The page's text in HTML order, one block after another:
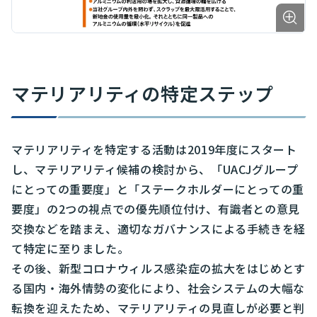
マテリアリティの特定ステップ
マテリアリティを特定する活動は2019年度にスタート
し、マテリアリティ候補の検討から、「UACJグループ
にとっての重要度」と「ステークホルダーにとっての重
要度」の2つの視点での優先順位付け、有識者との意見
交換などを踏まえ、適切なガバナンスによる手続きを経
て特定に至りました。
その後、新型コロナウィルス感染症の拡大をはじめとす
る国内・海外情勢の変化により、社会システムの大幅な
転換を迎えたため、マテリアリティの見直しが必要と判